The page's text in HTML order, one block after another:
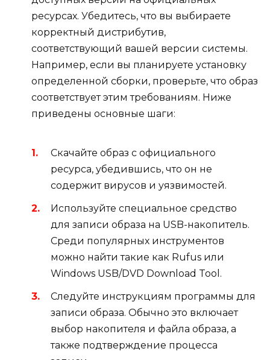
ресурсах. Убедитесь, что вы выбираете
корректный дистрибутив,
соответствующий вашей версии системы.
Например, если вы планируете установку
определенной сборки, проверьте, что образ
соответствует этим требованиям. Ниже
приведены основные шаги:
Скачайте образ с официального
ресурса, убедившись, что он не
содержит вирусов и уязвимостей.
Используйте специальное средство
для записи образа на USB-накопитель.
Среди популярных инструментов
можно найти такие как Rufus или
Windows USB/DVD Download Tool.
Следуйте инструкциям программы для
записи образа. Обычно это включает
выбор накопителя и файла образа, а
также подтверждение процесса